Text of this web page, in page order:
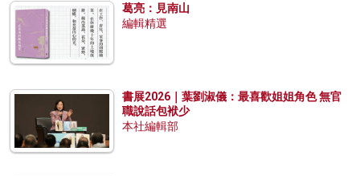
葛亮：見南山
編輯精選
書展2026｜葉劉淑儀：最喜歡姐姐角色 無官
職說話包袱少
本社編輯部